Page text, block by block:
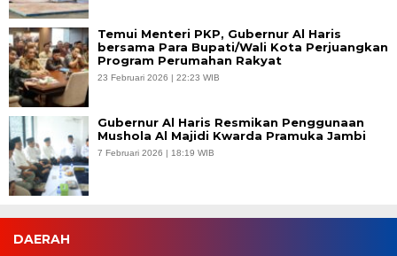
Temui Menteri PKP, Gubernur Al Haris
bersama Para Bupati/Wali Kota Perjuangkan
Program Perumahan Rakyat
23 Februari 2026 | 22:23 WIB
Gubernur Al Haris Resmikan Penggunaan
Mushola Al Majidi Kwarda Pramuka Jambi
7 Februari 2026 | 18:19 WIB
DAERAH